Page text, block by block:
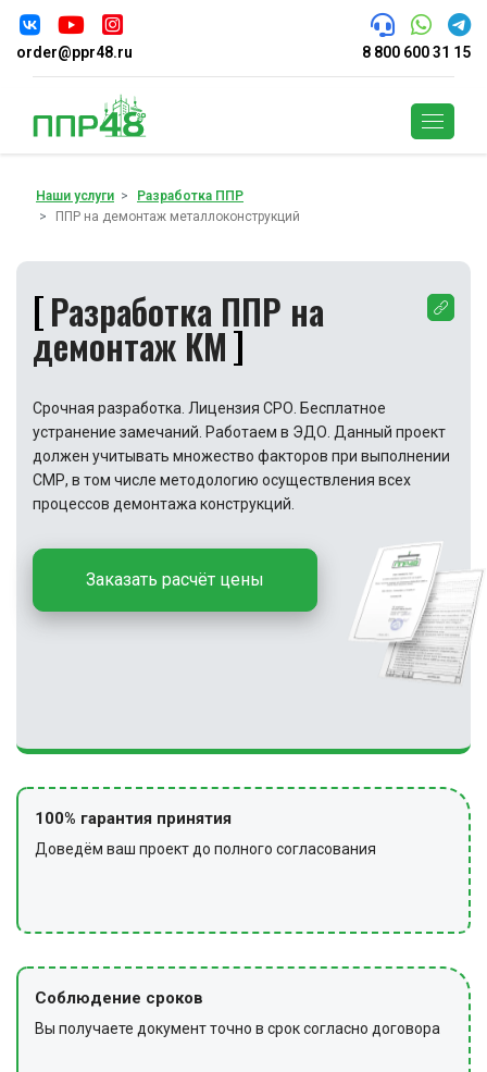
order@ppr48.ru 8 800 600 31 15
Наши услуги
Разработка ППР
ППР на демонтаж металлоконструкций
Разработка ППР на
демонтаж КМ
Срочная разработка. Лицензия СРО. Бесплатное
устранение замечаний. Работаем в ЭДО. Данный проект
должен учитывать множество факторов при выполнении
СМР, в том числе методологию осуществления всех
процессов демонтажа конструкций.
Заказать расчёт цены
100% гарантия принятия
Доведём ваш проект до полного согласования
Соблюдение сроков
Вы получаете документ точно в срок согласно договора